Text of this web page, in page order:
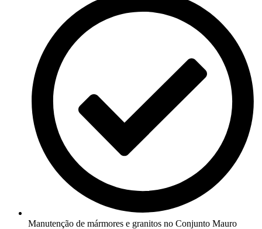
Manutenção de mármores e granitos no Conjunto Mauro